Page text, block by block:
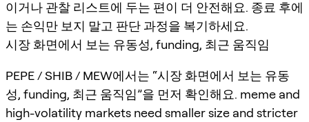
이거나 관찰 리스트에 두는 편이 더 안전해요. 종료 후에
는 손익만 보지 말고 판단 과정을 복기하세요.
시장 화면에서 보는 유동성, funding, 최근 움직임
PEPE / SHIB / MEW에서는 “시장 화면에서 보는 유동
성, funding, 최근 움직임”을 먼저 확인해요. meme and
high-volatility markets need smaller size and stricter